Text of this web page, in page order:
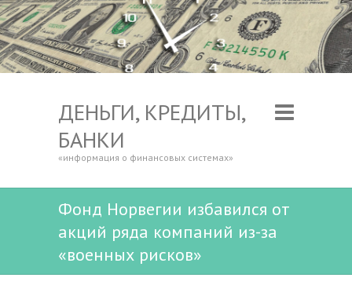
ДЕНЬГИ, КРЕДИТЫ,
БАНКИ
«информация о финансовых системах»
Фонд Норвегии избавился от
акций ряда компаний из-за
«военных рисков»